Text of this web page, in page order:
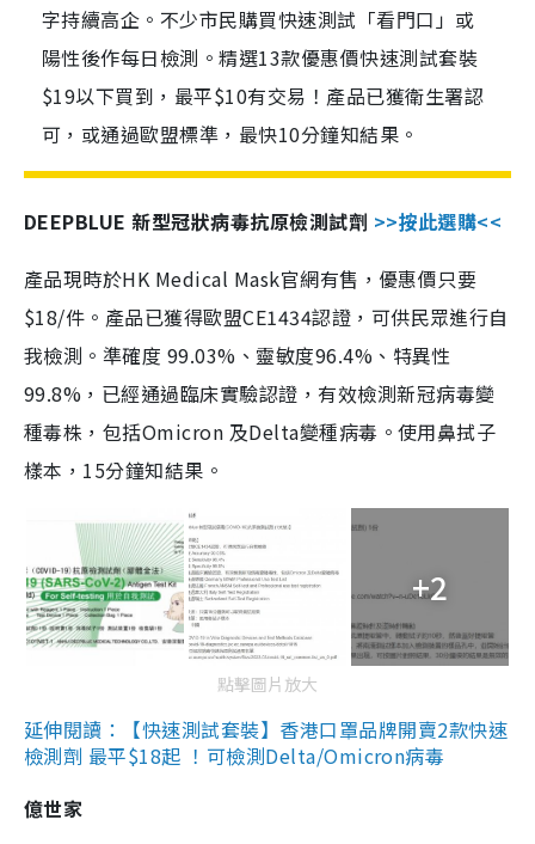
字持續高企。不少市民購買快速測試「看門口」或
陽性後作每日檢測。精選13款優惠價快速測試套裝
$19以下買到，最平$10有交易！產品已獲衛生署認
可，或通過歐盟標準，最快10分鐘知結果。
DEEPBLUE 新型冠狀病毒抗原檢測試劑 >>按此選購<<
產品現時於HK Medical Mask官網有售，優惠價只要
$18/件。產品已獲得歐盟CE1434認證，可供民眾進行自
我檢測。準確度 99.03%、靈敏度96.4%、特異性
99.8%，已經通過臨床實驗認證，有效檢測新冠病毒變
種毒株，包括Omicron 及Delta變種病毒。使用鼻拭子
樣本，15分鐘知結果。
+2
點擊圖片放大
延伸閱讀：【快速測試套裝】香港口罩品牌開賣2款快速
檢測劑 最平$18起 ！可檢測Delta/Omicron病毒
億世家